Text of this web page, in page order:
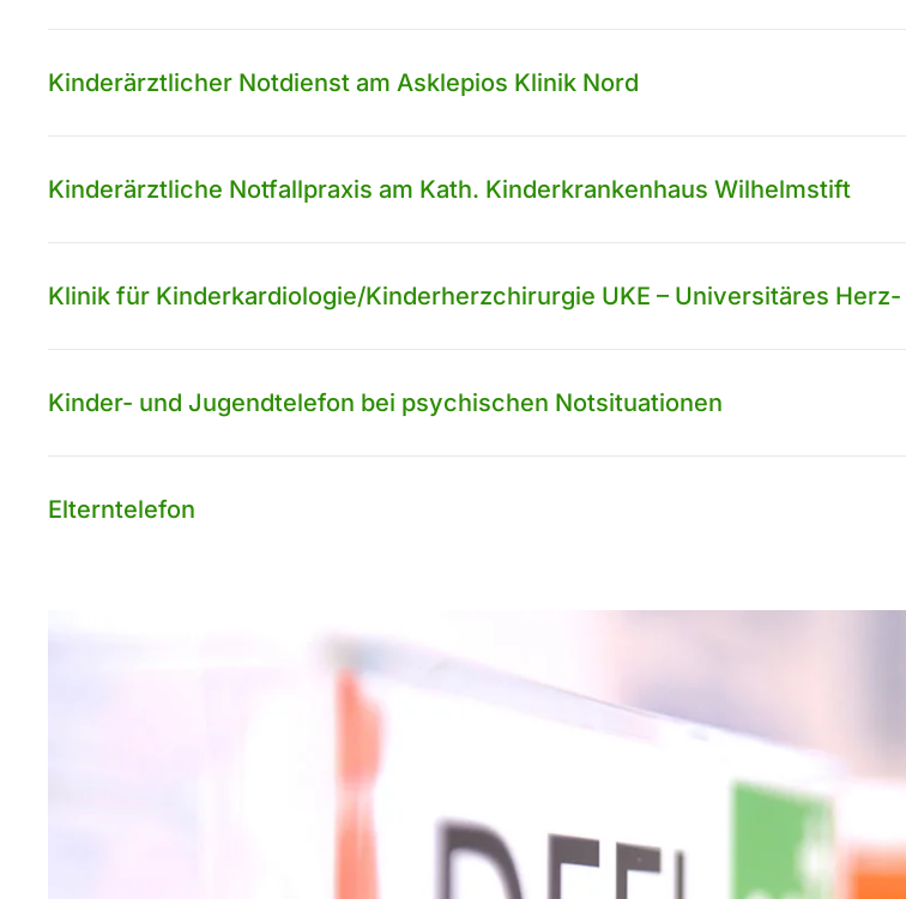
Kinderärztlicher Notdienst am Asklepios Klinik Nord
Kinderärztliche Notfallpraxis am Kath. Kinderkrankenhaus Wilhelmstift
Klinik für Kinderkardiologie/Kinderherzchirurgie UKE – Universitäres
Kinder- und Jugendtelefon bei psychischen Notsituationen
Elterntelefon